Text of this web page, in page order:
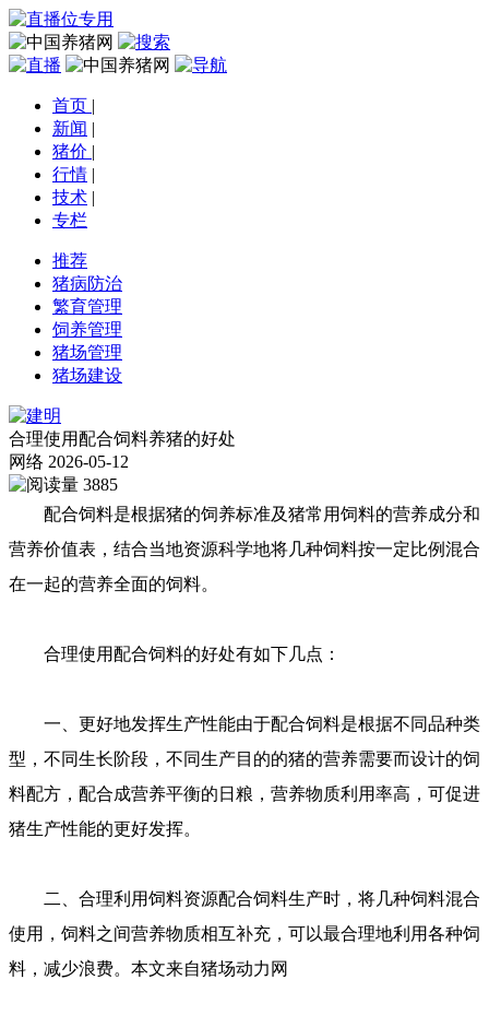
首页 |
新闻 |
猪价 |
行情 |
技术 |
专栏
推荐
猪病防治
繁育管理
饲养管理
猪场管理
猪场建设
合理使用配合饲料养猪的好处
网络 2026-05-12
3885
配合饲料是根据猪的饲养标准及猪常用饲料的营养成分和
营养价值表，结合当地资源科学地将几种饲料按一定比例混合
在一起的营养全面的饲料。
合理使用配合饲料的好处有如下几点：
一、更好地发挥生产性能由于配合饲料是根据不同品种类
型，不同生长阶段，不同生产目的的猪的营养需要而设计的饲
料配方，配合成营养平衡的日粮，营养物质利用率高，可促进
猪生产性能的更好发挥。
二、合理利用饲料资源配合饲料生产时，将几种饲料混合
使用，饲料之间营养物质相互补充，可以最合理地利用各种饲
料，减少浪费。本文来自猪场动力网